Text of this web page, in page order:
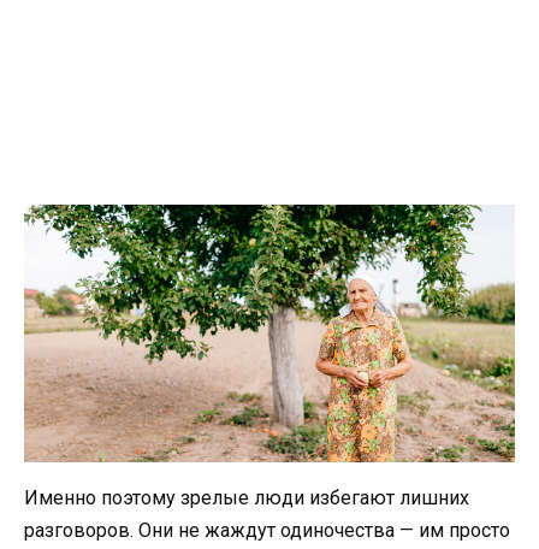
Именно поэтому зрелые люди избегают лишних
разговоров. Они не жаждут одиночества — им просто